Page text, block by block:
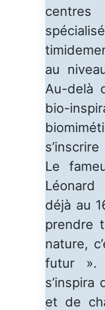
au
Au-delà
bio-
Le
déjà au
prendre
nature,
futur ».
s’inspira
et de